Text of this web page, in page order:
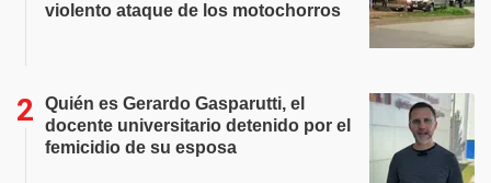
violento ataque de los motochorros
Quién es Gerardo Gasparutti, el
docente universitario detenido por el
femicidio de su esposa